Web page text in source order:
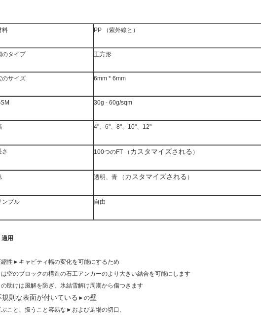
料 PP （紫外線と）
のタイプ 正方形
のサイズ 6mm * 6mm
30g - 60g/sqm
4"、6"、8"、10"、12"
さ 100つのFT （ カスタマイズされる ）
透明、青 （ カスタマイズされる ）
ンプル 自由
適用
縮性►キャビティ幅の変化を可能にするため
空のブロックの構造の石工アンカーのより大きい結合を可能にします
助けは風解を防ぎ、氷結雪解け周期から傷つきます
規則な表面が付いている ►の壁
こと、扱うこと容易な►および足場の切口、